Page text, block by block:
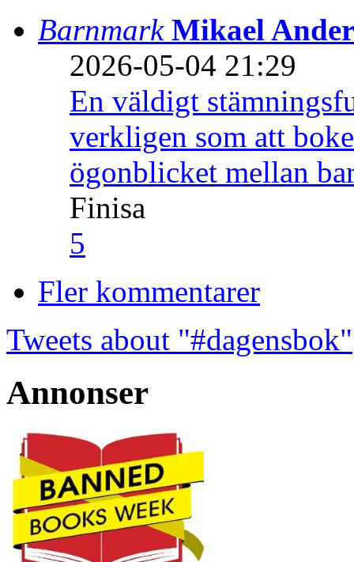
Barnmark Mikael
2026-05-04 21:29
En väldigt
verkligen som att
ögonblicket mellan
Finisa
5
Fler kommentarer
Tweets about "#dagensbok"
Annonser